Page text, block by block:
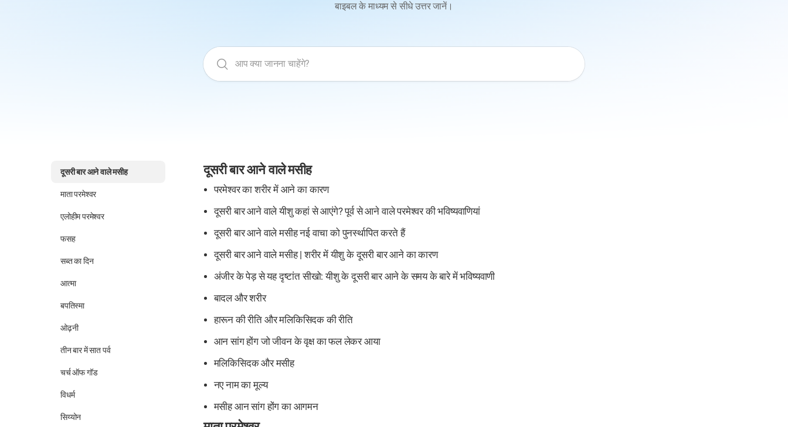
बाइबल के माध्यम से सीधे उत्तर जानें।
दूसरी बार आने वाले मसीह
माता परमेश्वर
एलोहीम परमेश्वर
फसह
सब्त का दिन
आत्मा
बपतिस्मा
ओढ़नी
तीन बार में सात पर्व
चर्च ऑफ गॉड
विधर्म
सिय्योन
दूसरी बार आने वाले मसीह
परमेश्वर का शरीर में आने का कारण
दूसरी बार आने वाले यीशु कहां से आएंगे? पूर्व से आने वाले परमेश्वर की भविष्यवाणियां
दूसरी बार आने वाले मसीह नई वाचा को पुनर्स्थापित करते हैं
दूसरी बार आने वाले मसीह | शरीर में यीशु के दूसरी बार आने का कारण
अंजीर के पेड़ से यह दृष्टांत सीखो: यीशु के दूसरी बार आने के समय के बारे में भविष्यवाणी
बादल और शरीर
हारून की रीति और मलिकिसिदक की रीति
आन सांग होंग जो जीवन के वृक्ष का फल लेकर आया
मलिकिसिदक और मसीह
नए नाम का मूल्य
मसीह आन सांग होंग का आगमन